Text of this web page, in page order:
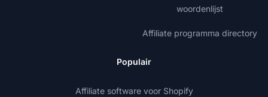
woordenlijst
Affiliate programma directory
Populair
Affiliate software voor Shopify